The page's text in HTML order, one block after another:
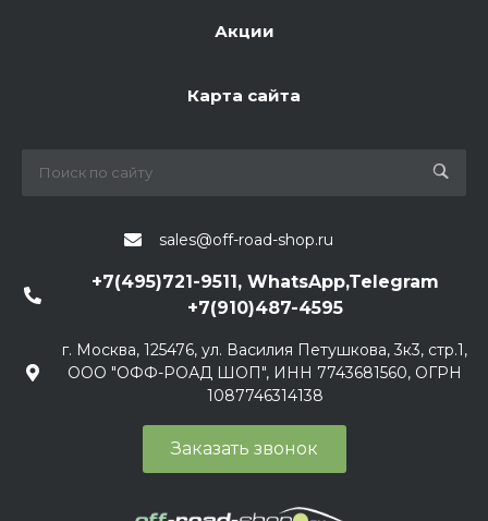
Акции
Карта сайта
sales@off-road-shop.ru
+7(495)721-9511, WhatsApp,Telegram
+7(910)487-4595
г. Москва, 125476, ул. Василия Петушкова, 3к3, стр.1,
ООО "ОФФ-РОАД ШОП", ИНН 7743681560, ОГРН
1087746314138
Заказать звонок